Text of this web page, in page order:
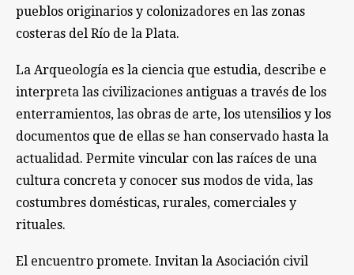
pueblos originarios y colonizadores en las zonas
costeras del Río de la Plata.
La Arqueología es la ciencia que estudia, describe e
interpreta las civilizaciones antiguas a través de los
enterramientos, las obras de arte, los utensilios y los
documentos que de ellas se han conservado hasta la
actualidad. Permite vincular con las raíces de una
cultura concreta y conocer sus modos de vida, las
costumbres domésticas, rurales, comerciales y
rituales.
El encuentro promete. Invitan la Asociación civil